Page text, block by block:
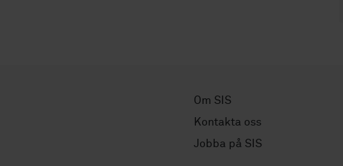
Om SIS
Kontakta oss
Jobba på SIS